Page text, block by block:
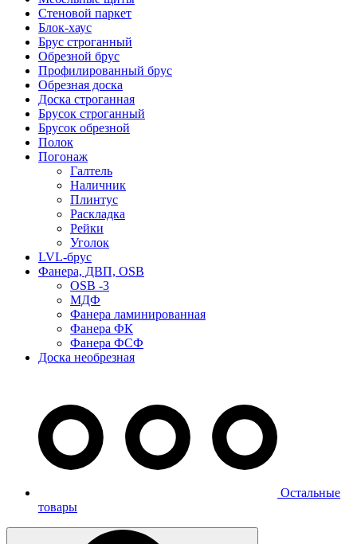
Стеновой паркет
Блок-хаус
Брус строганный
Обрезной брус
Профилированный брус
Обрезная доска
Доска строганная
Брусок строганный
Брусок обрезной
Полок
Погонаж
Галтель
Наличник
Плинтус
Раскладка
Рейки
Уголок
LVL-брус
Фанера, ДВП, OSB
OSB -3
МДФ
Фанера ламинированная
Фанера ФК
Фанера ФСФ
Доска необрезная
Остальные
товары